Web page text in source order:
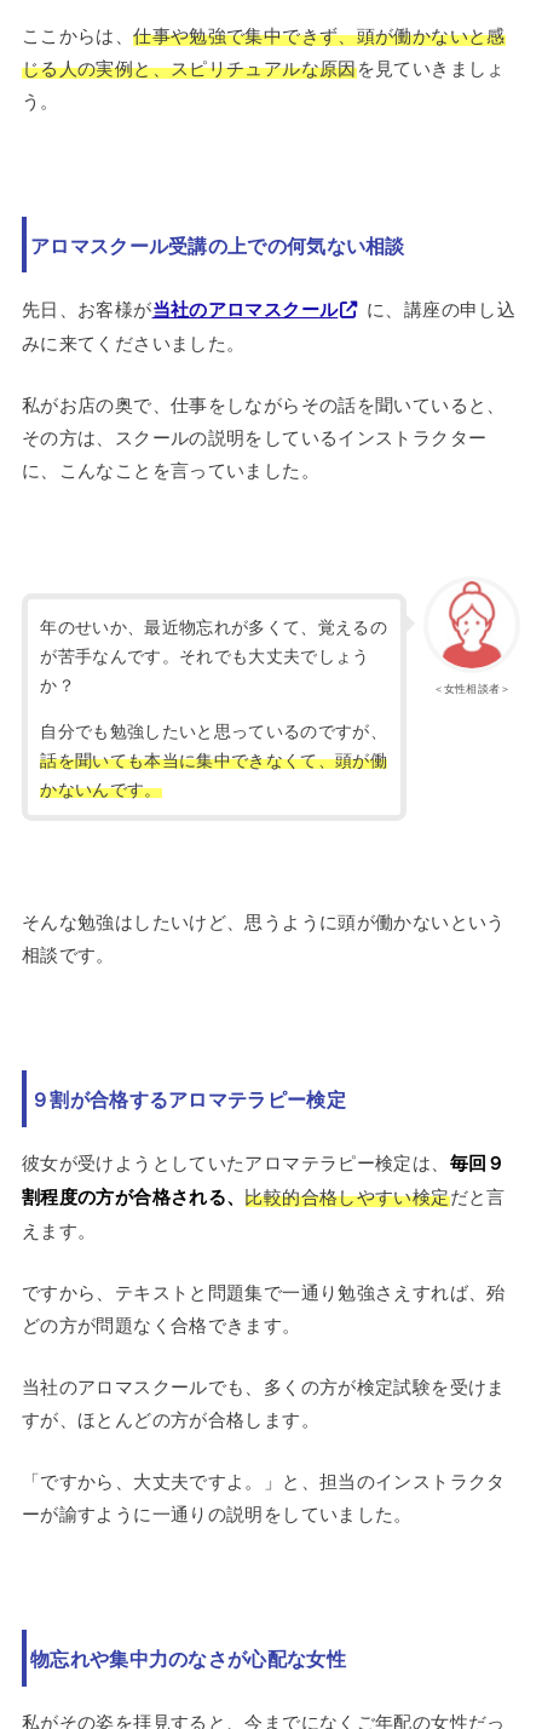
ここからは、仕事や勉強で集中できず、頭が働かないと感
じる人の実例と、スピリチュアルな原因を見ていきましょ
う。
アロマスクール受講の上での何気ない相談
先日、お客様が当社のアロマスクール
に、講座の申し込
みに来てくださいました。
私がお店の奥で、仕事をしながらその話を聞いていると、
その方は、スクールの説明をしているインストラクター
に、こんなことを言っていました。
＜女性相談者＞
年のせいか、最近物忘れが多くて、覚えるの
が苦手なんです。それでも大丈夫でしょう
か？
自分でも勉強したいと思っているのですが、
話を聞いても本当に集中できなくて、頭が働
かないんです。
そんな勉強はしたいけど、思うように頭が働かないという
相談です。
９割が合格するアロマテラピー検定
彼女が受けようとしていたアロマテラピー検定は、 毎回９
割程度の方が合格される、 比較的合格しやすい検定だと言
えます。
ですから、テキストと問題集で一通り勉強さえすれば、殆
どの方が問題なく合格できます。
当社のアロマスクールでも、多くの方が検定試験を受けま
すが、ほとんどの方が合格します。
「ですから、大丈夫ですよ。」と、担当のインストラクタ
ーが諭すように一通りの説明をしていました。
物忘れや集中力のなさが心配な女性
私がその姿を拝見すると、今までになくご年配の女性だっ